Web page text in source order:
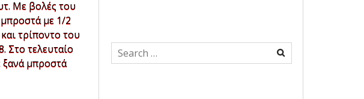
Με βολές του
με 1/2
τρίποντο του
Στο τελευταίο
ξανά μπροστά
Search
for: